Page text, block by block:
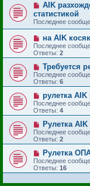
AIK
статистикой
Последнее
на AIK
Последнее
Ответы: 2
Требуется
Последнее
Ответы: 6
рулетка
Последнее
Ответы: 4
Рулетка AIK
Последнее
Ответы: 2
Рулетка
Последнее
Ответы: 16